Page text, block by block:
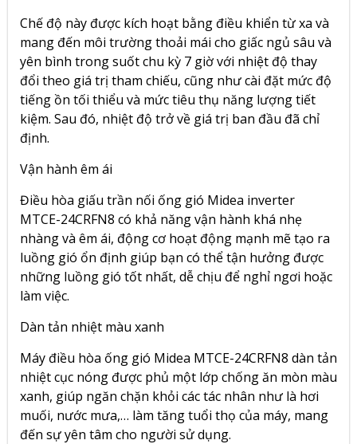
Chế độ này được kích hoạt bằng điều khiển từ xa và
mang đến môi trường thoải mái cho giấc ngủ sâu và
yên bình trong suốt chu kỳ 7 giờ với nhiệt độ thay
đổi theo giá trị tham chiếu, cũng như cài đặt mức độ
tiếng ồn tối thiểu và mức tiêu thụ năng lượng tiết
kiệm. Sau đó, nhiệt độ trở về giá trị ban đầu đã chỉ
định.
Vận hành êm ái
Điều hòa giấu trần nối ống gió Midea inverter
MTCE-24CRFN8 có khả năng vận hành khá nhẹ
nhàng và êm ái, động cơ hoạt động mạnh mẽ tạo ra
luồng gió ổn định giúp bạn có thể tận hưởng được
những luồng gió tốt nhất, dễ chịu để nghỉ ngơi hoặc
làm việc.
Dàn tản nhiệt màu xanh
Máy điều hòa ống gió Midea MTCE-24CRFN8 dàn tản
nhiệt cục nóng được phủ một lớp chống ăn mòn màu
xanh, giúp ngăn chặn khỏi các tác nhân như là hơi
muối, nước mưa,… làm tăng tuổi thọ của máy, mang
đến sự yên tâm cho người sử dụng.